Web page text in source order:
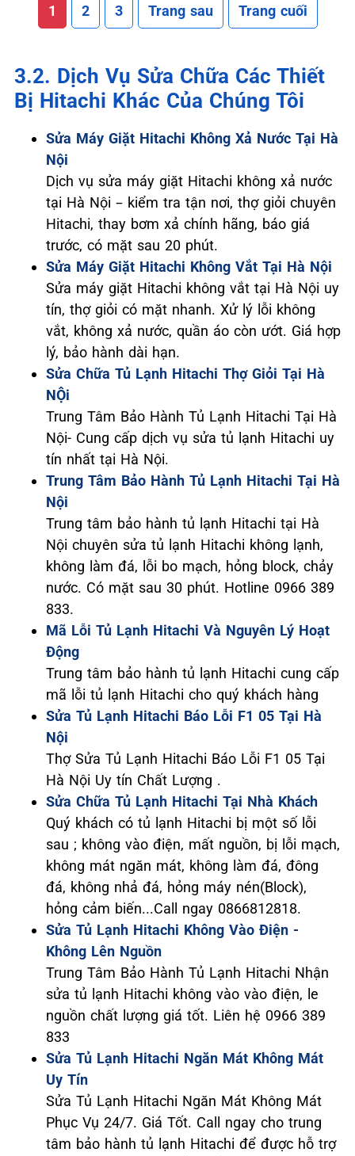
1 2 3 Trang sau Trang cuối
3.2. Dịch Vụ Sửa Chữa Các Thiết
Bị Hitachi Khác Của Chúng Tôi
Sửa Máy Giặt Hitachi Không Xả Nước Tại Hà
Nội
Dịch vụ sửa máy giặt Hitachi không xả nước
tại Hà Nội – kiểm tra tận nơi, thợ giỏi chuyên
Hitachi, thay bơm xả chính hãng, báo giá
trước, có mặt sau 20 phút.
Sửa Máy Giặt Hitachi Không Vắt Tại Hà Nội
Sửa máy giặt Hitachi không vắt tại Hà Nội uy
tín, thợ giỏi có mặt nhanh. Xử lý lỗi không
vắt, không xả nước, quần áo còn ướt. Giá hợp
lý, bảo hành dài hạn.
Sửa Chữa Tủ Lạnh Hitachi Thợ Giỏi Tại Hà
NỘi
Trung Tâm Bảo Hành Tủ Lạnh Hitachi Tại Hà
Nội- Cung cấp dịch vụ sửa tủ lạnh Hitachi uy
tín nhất tại Hà Nội.
Trung Tâm Bảo Hành Tủ Lạnh Hitachi Tại Hà
Nội
Trung tâm bảo hành tủ lạnh Hitachi tại Hà
Nội chuyên sửa tủ lạnh Hitachi không lạnh,
không làm đá, lỗi bo mạch, hỏng block, chảy
nước. Có mặt sau 30 phút. Hotline 0966 389
833.
Mã Lỗi Tủ Lạnh Hitachi Và Nguyên Lý Hoạt
Động
Trung tâm bảo hành tủ lạnh Hitachi cung cấp
mã lỗi tủ lạnh Hitachi cho quý khách hàng
Sửa Tủ Lạnh Hitachi Báo Lỗi F1 05 Tại Hà
Nội
Thợ Sửa Tủ Lạnh Hitachi Báo Lỗi F1 05 Tại
Hà Nội Uy tín Chất Lượng .
Sửa Chữa Tủ Lạnh Hitachi Tại Nhà Khách
Quý khách có tủ lạnh Hitachi bị một số lỗi
sau ; không vào điện, mất nguồn, bị lỗi mạch,
không mát ngăn mát, không làm đá, đông
đá, không nhả đá, hỏng máy nén(Block),
hỏng cảm biến...Call ngay 0866812818.
Sửa Tủ Lạnh Hitachi Không Vào Điện -
Không Lên Nguồn
Trung Tâm Bảo Hành Tủ Lạnh Hitachi Nhận
sửa tủ lạnh Hitachi không vào vào điện, le
nguồn chất lượng giá tốt. Liên hệ 0966 389
833
Sửa Tủ Lạnh Hitachi Ngăn Mát Không Mát
Uy Tín
Sửa Tủ Lạnh Hitachi Ngăn Mát Không Mát
Phục Vụ 24/7. Giá Tốt. Call ngay cho trung
tâm bảo hành tủ lạnh Hitachi để được hỗ trợ